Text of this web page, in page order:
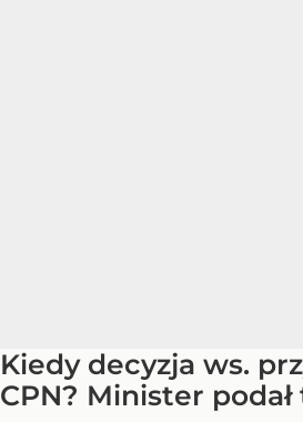
Kiedy decyzja ws.
CPN? Minister